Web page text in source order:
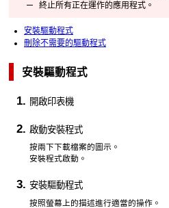
終止所有正在運作的應用程式。
安裝驅動程式
刪除不需要的驅動程式
安裝驅動程式
開啟印表機
啟動安裝程式
按兩下下載檔案的圖示。
安裝程式啟動。
安裝驅動程式
按照螢幕上的描述進行適當的操作。